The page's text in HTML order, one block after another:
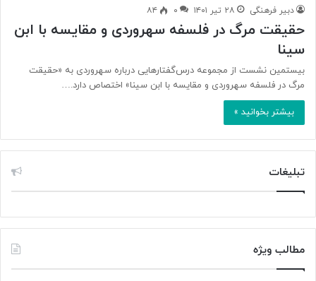
دبیر فرهنگی ۲۸ تیر ۱۴۰۱ ۰ ۸۴
حقیقت مرگ در فلسفه سهروردی و مقایسه با ابن
سینا
بیستمین نشست از مجموعه درس‌گفتارهایی درباره‌ سهروردی به «حقیقت
مرگ در فلسفه سهروردی و مقایسه با ابن سینا» اختصاص دارد.…
بیشتر بخوانید »
تبلیغات
مطالب ویژه